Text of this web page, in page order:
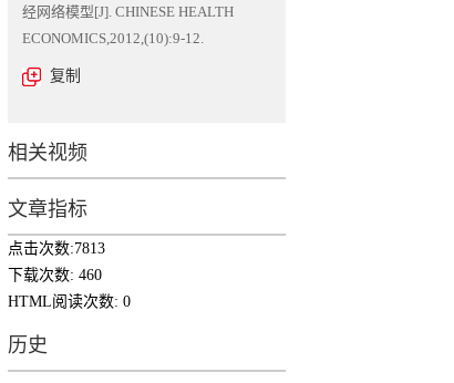
经网络模型[J]. CHINESE HEALTH
ECONOMICS,2012,(10):9-12.
复制
相关视频
文章指标
点击次数:7813
下载次数: 460
HTML阅读次数: 0
历史